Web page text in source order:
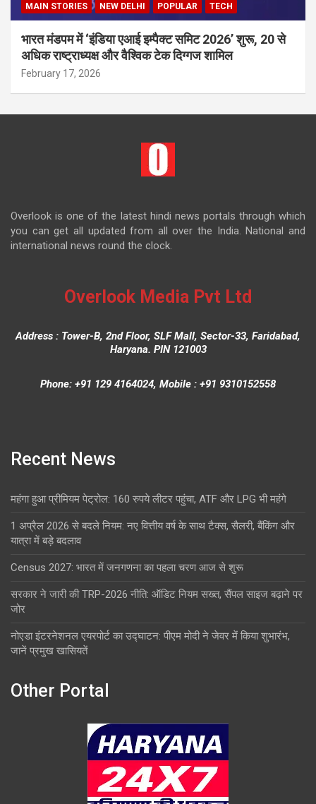
MAIN STORIES
NEW DELHI POPULAR TECH
भारत मंडपम में ‘इंडिया एआई इम्पैक्ट समिट 2026’ शुरू, 20 से
अधिक राष्ट्राध्यक्ष और वैश्विक टेक दिग्गज शामिल
February 17, 2026
Overlook is one of the latest hindi news portals through which
you can get all updated from all over the India. National and
international news round the clock.
Overlook Media Pvt Ltd
Address : Tower-B, 2nd Floor, SLF Mall, Sector-33, Faridabad,
Haryana. PIN 121003
Phone: +91 129 4164024, Mobile : +91 9310152558
Recent News
महंगा हुआ प्रीमियम पेट्रोल: 160 रुपये लीटर पहुंचा, ATF और LPG भी महंगे
1 अप्रैल 2026 से बदले नियम: नए वित्तीय वर्ष के साथ टैक्स, सैलरी, बैंकिंग और
यात्रा में बड़े बदलाव
Census 2027: भारत में जनगणना का पहला चरण आज से शुरू
सरकार ने जारी की TRP-2026 नीति: ऑडिट नियम सख्त, सैंपल साइज बढ़ाने पर
जोर
नोएडा इंटरनेशनल एयरपोर्ट का उद्घाटन: पीएम मोदी ने जेवर में किया शुभारंभ,
जानें प्रमुख खासियतें
Other Portal